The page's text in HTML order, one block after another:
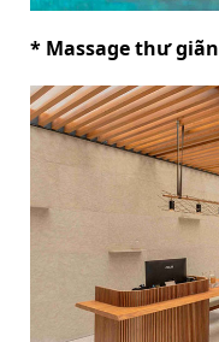
* Massage thư giãn